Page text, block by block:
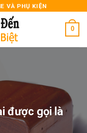
VÀ PHỤ KIỆN
0
được gọi là